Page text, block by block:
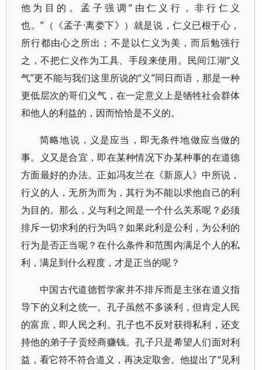
他为目的。孟子强调“由仁义行，非行仁义
也。”（《孟子·离娄下》）就是说，仁义已根于心，
所行都由心之所出；不是以仁义为美，而后勉强行
之，不把仁义作为工具、手段来使用。民间江湖“义
气”更不能与我们这里所说的“义”同日而语，那是一种
更低层次的哥们义气，在一定意义上是牺牲社会群体
和他人的利益的，因而恰恰是不义的。
简略地说，义是应当，即无条件地做应当做的
事。义又是合宜，即在某种情况下办某种事的在道德
方面最好的办法。正如冯友兰在《新原人》中所说，
行义的人，无所为而为，其行为不能以求他自己的利
为目的。那么，义与利之间是一个什么关系呢？必须
排斥一切求利的行为吗？如果此利是公利，为公利的
行为是否正当呢？在什么条件和范围内满足个人的私
利，满足到什么程度，才是正当的呢？
中国古代道德哲学家并不排斥而是主张在道义指
导下的义利之统一。孔子虽然不多谈利，但肯定人民
的富庶，即人民之利。孔子也不反对获得私利，还支
持他的弟子子贡经商赚钱。孔子只是希望人们面对利
益，看它符不符合道义，再决定取舍。他提出了“见利